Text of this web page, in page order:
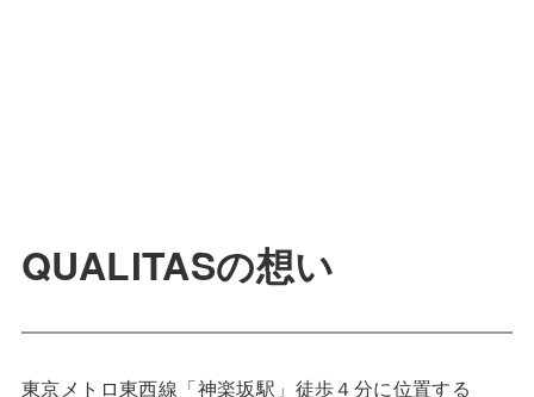
QUALITASの想い
東京メトロ東西線「神楽坂駅」徒歩４分に位置する